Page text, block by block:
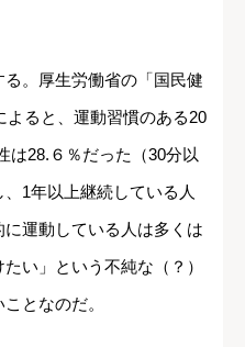
。厚生労働省の「国民健
よると、運動習慣のある20
は28.６％だった（30分以
1年以上継続している人
運動している人は多くは
い」という不純な（？）
となのだ。